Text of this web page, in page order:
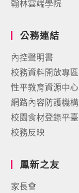
翰林雲端學院
公務連結
內控聲明書
校務資料開放專區
性平教育資源中心
網路內容防護機構
校園食材登錄平臺
校務反映
鳳新之友
家長會